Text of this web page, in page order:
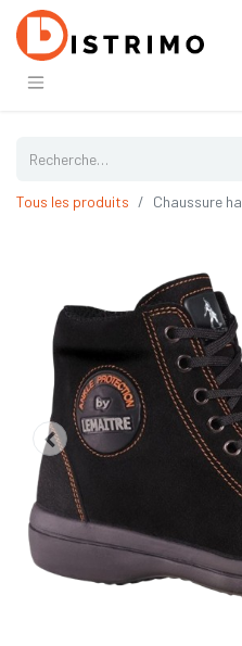
Tous les produits Chaussure